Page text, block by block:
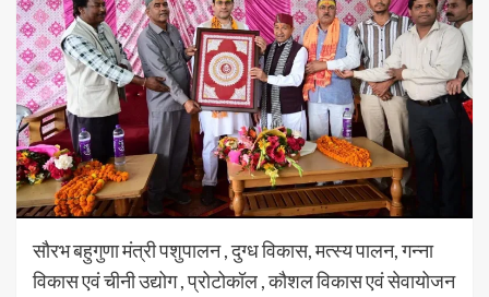
सौरभ बहुगुणा मंत्री पशुपालन , दुग्ध विकास, मत्स्य पालन, गन्ना
विकास एवं चीनी उद्योग , प्रोटोकॉल , कौशल विकास एवं सेवायोजन